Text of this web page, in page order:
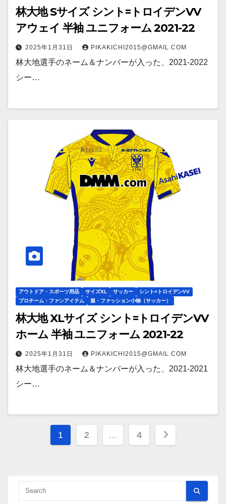
林大地 Sサイズ シント=トロイデンVV
アウェイ 半袖 ユニフォーム 2021-22
2025年1月31日 PIKAKICHI2015@GMAIL.COM
林大地選手のネーム＆ナンバーが入った、2021-2022
シー…
アウトドア・スポーツ用品 サイズXL サッカー
シント=トロイデンVV
プロチーム・ファンアイテム
服・ファッション小物（サッカー）
林大地 XLサイズ シント=トロイデンVV
ホーム 半袖 ユニフォーム 2021-22
2025年1月31日 PIKAKICHI2015@GMAIL.COM
林大地選手のネーム＆ナンバーが入った、2021-2021
シー…
投
1 2 … 4